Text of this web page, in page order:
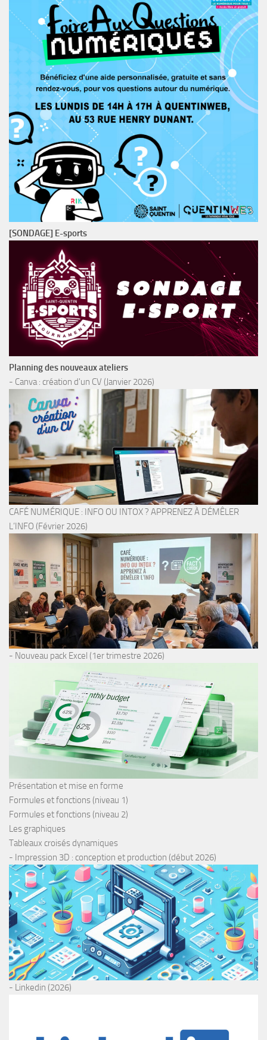
[SONDAGE] E-sports
Planning des nouveaux ateliers
- Canva : création d'un CV (Janvier 2026)
CAFÉ NUMÉRIQUE : INFO OU INTOX ? APPRENEZ À DÉMÊLER
L’INFO (Février 2026)
- Nouveau pack Excel (1er trimestre 2026)
Présentation et mise en forme
Formules et fonctions (niveau 1)
Formules et fonctions (niveau 2)
Les graphiques
Tableaux croisés dynamiques
- Impression 3D : conception et production (début 2026)
- Linkedin (2026)